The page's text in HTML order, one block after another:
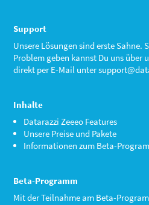
Support
Unsere Lösungen sind erste Sahne.
Problem geben kannst Du uns
direkt per E-Mail unter
Inhalte
Datarazzi Zeeeo Features
Unsere Preise und Pakete
Informationen zum Beta-
Beta-Programm
Mit der Teilnahme am Beta-